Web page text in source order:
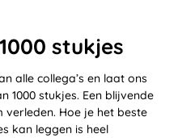
stukjes
alle collega’s en laat ons
1000 stukjes. Een blijvende
verleden. Hoe je het beste
kan leggen is heel